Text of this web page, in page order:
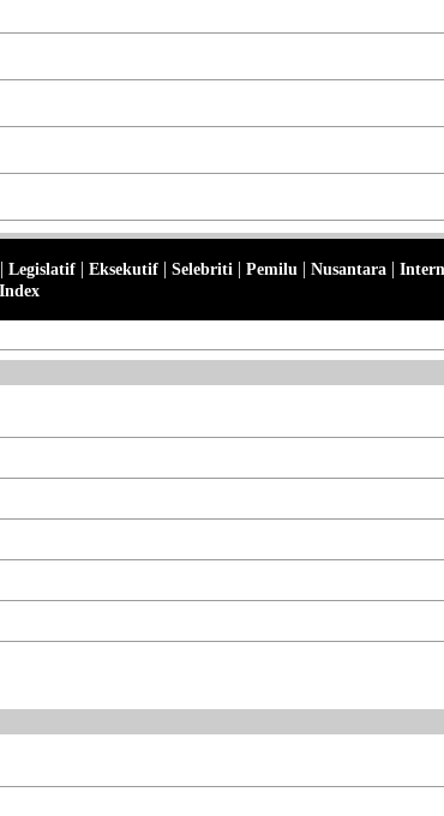
Legislatif| Eksekutif| Selebriti | Pemilu | Nusantara|
Index